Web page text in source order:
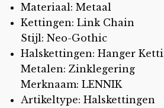
Materiaal: Metaal
Kettingen: Link Chain
Stijl: Neo-Gothic
Halskettingen: Hanger
Metalen: Zinklegering
Merknaam: LENNIK
Artikeltype: Halskettingen